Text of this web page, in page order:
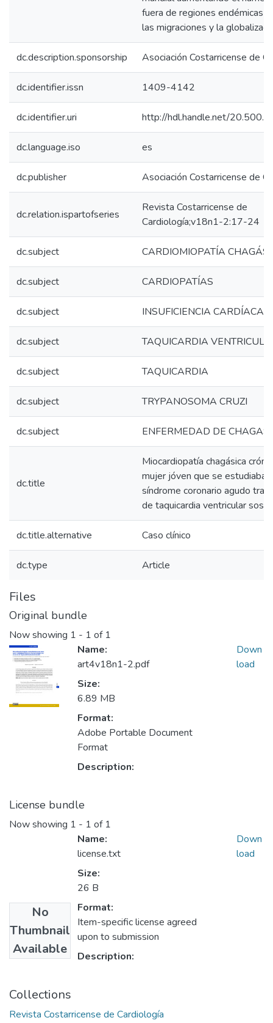
fuera de regiones endémicas
las migraciones y la
dc.description.sponsorship Asociación Costarricense de
dc.identifier.issn 1409-4142
dc.identifier.uri http://hdl.handle.net/
dc.language.iso es
dc.publisher Asociación Costarricense de
dc.relation.ispartofseries
Revista Costarricense de
Cardiología;v18n1-2:17-24
dc.subject CARDIOMIOPATÍA
dc.subject CARDIOPATÍAS
dc.subject INSUFICIENCIA CARDÍACA
dc.subject TAQUICARDIA
dc.subject TAQUICARDIA
dc.subject TRYPANOSOMA CRUZI
dc.subject ENFERMEDAD DE CHAGAS
dc.title
Miocardiopatía chagásica
mujer jóven que se estudiaba
síndrome coronario agudo tras
de taquicardia ventricular
dc.title.alternative Caso clínico
dc.type Article
Files
Original bundle
Now showing 1 - 1 of 1
Name:
art4v18n1-2.pdf
Size:
6.89 MB
Format:
Adobe Portable Document
Format
Description:
Down
load
License bundle
Now showing 1 - 1 of 1
No
Thumbnail
Available
Name:
license.txt
Size:
26 B
Format:
Item-specific license agreed
upon to submission
Description:
Down
load
Collections
Revista Costarricense de Cardiología